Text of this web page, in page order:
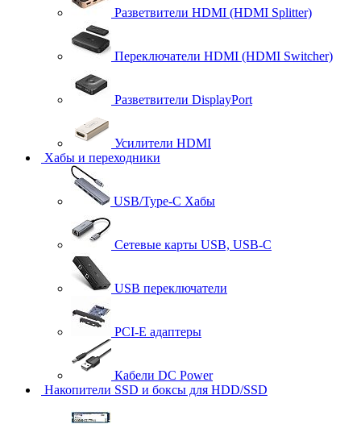
Разветвители HDMI (HDMI Splitter)
Переключатели HDMI (HDMI Switcher)
Разветвители DisplayPort
Усилители HDMI
Хабы и переходники
USB/Type-C Хабы
Сетевые карты USB, USB-C
USB переключатели
PCI-E адаптеры
Кабели DC Power
Накопители SSD и боксы для HDD/SSD